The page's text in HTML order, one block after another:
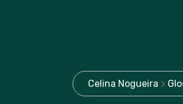
Celina Nogueira >